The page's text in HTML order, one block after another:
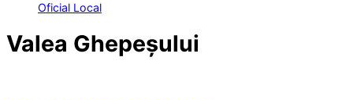
Oficial Local
Valea Ghepeșului